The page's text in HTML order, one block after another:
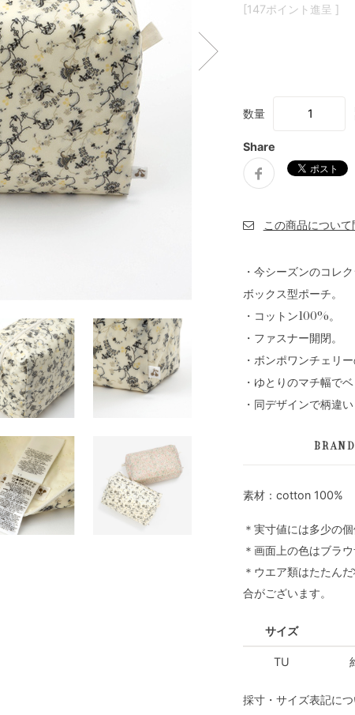
[147ポイント進呈 ]
数量
Share
・今シーズンのコレ
ボックス型ポーチ。
・コットン100%。
・ファスナー開閉。
・ボンポワンチェリー
・ゆとりのマチ幅で
・同デザインで柄違
BRAND
素材：cotton 100%
＊実寸値には多少の
＊画面上の色はブラ
＊ウエア類はたたん
合がございます。
サイズ
TU
採寸・サイズ表記に